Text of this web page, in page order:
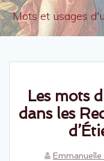
Mots et usages
Les mots
dans les